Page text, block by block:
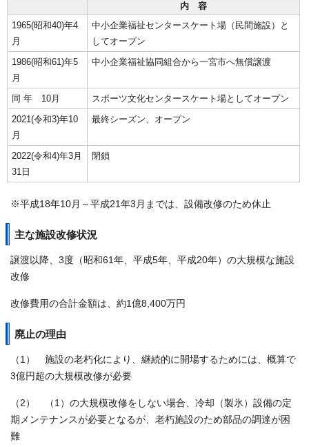
内 容
1965(昭和40)年4
月
中小企業福祉センタースケート場（民間施設）と
してオープン
1986(昭和61)年5
月
中小企業福祉協同組合から一宮市へ無償譲渡
同 年 10月
スポーツ文化センタースケート場としてオープン
2021(令和3)年10
月
最終シーズン、オープン
2022(令和4)年3月
31日
閉鎖
※平成18年10月～平成21年3月までは、設備改修のため休止
主な施設改修状況
譲渡以降、3度（昭和61年、平成5年、平成20年）の大規模な施設
改修
改修費用の合計金額は、約1億8,400万円
廃止の理由
（1） 施設の老朽化により、継続的に開場するためには、概算で
3億円超の大規模改修が必要
（2） （1）の大規模改修をしない場合、冷却（製氷）設備の定
期メンテナンスが必要となるが、老朽施設のため部品の調達が困
難